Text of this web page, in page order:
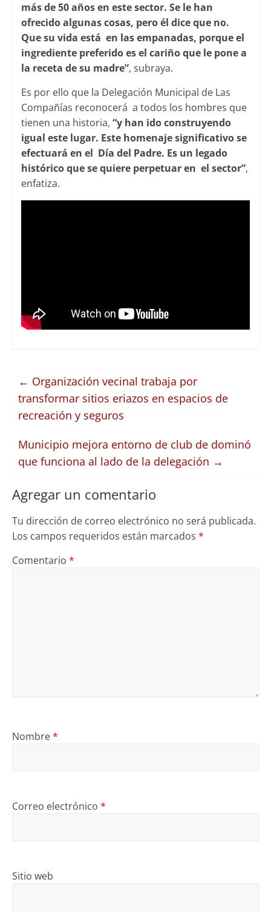
más de 50 años en este sector. Se le han
ofrecido algunas cosas, pero él dice que no.
Que su vida está en las empanadas, porque el
ingrediente preferido es el cariño que le pone a
la receta de su madre”, subraya.
Es por ello que la Delegación Municipal de Las
Compañías reconocerá a todos los hombres que
tienen una historia, “y han ido construyendo
igual este lugar. Este homenaje significativo se
efectuará en el Día del Padre. Es un legado
histórico que se quiere perpetuar en el sector”,
enfatiza.
← Organización vecinal trabaja por
transformar sitios eriazos en espacios de
recreación y seguros
Municipio mejora entorno de club de dominó
que funciona al lado de la delegación →
Agregar un comentario
Tu dirección de correo electrónico no será publicada.
Los campos requeridos están marcados *
Comentario *
Nombre*
Correo electrónico *
Sitio web